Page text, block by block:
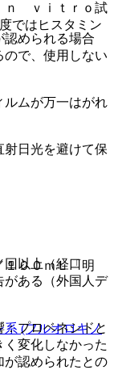
ｎ ｖｉｔｒｏ試
ではヒスタミン
００ｍＬ「明
系 (フルオロキノ
められる場合
ので、使用しない
ムが万一はがれ
日光を避けて保
以上（経口
がある（外国人デ
プロベネシドと
変化しなかった
が認められたとの